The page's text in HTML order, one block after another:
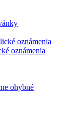
oznámenia
oznámenia
ohybné